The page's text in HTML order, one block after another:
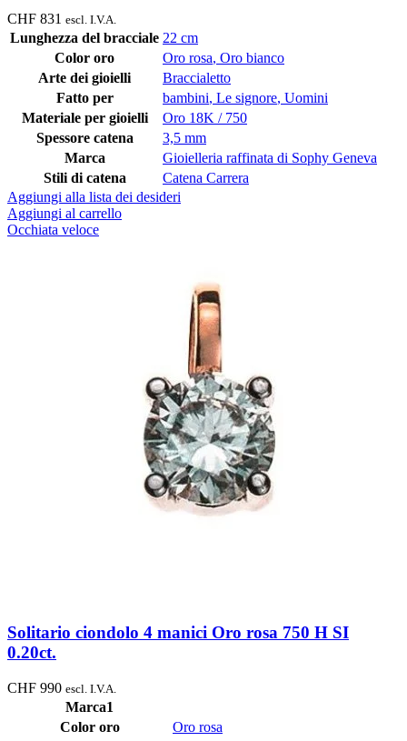
CHF 831 escl. I.V.A.
Lunghezza del bracciale 22 cm
Color oro
Oro rosa, Oro bianco
Arte dei gioielli
Braccialetto
Fatto per
bambini, Le signore, Uomini
Materiale per gioielli
Oro 18K / 750
Spessore catena
3,5 mm
Marca
Gioielleria raffinata di Sophy Geneva
Stili di catena
Catena Carrera
Aggiungi alla lista dei desideri
Aggiungi al carrello
Occhiata veloce
Solitario ciondolo 4 manici Oro rosa 750 H SI
0.20ct.
CHF 990 escl. I.V.A.
Marca1
Color oro
Oro rosa